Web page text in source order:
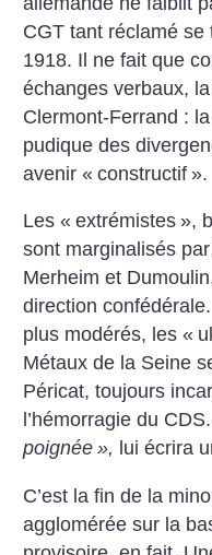
CGT tant réclamé
1918. Il ne fait que
échanges verbaux,
Clermont-Ferrand :
pudique des
avenir « constructif ».
Les « extrémistes »,
sont marginalisés
Merheim et
direction
plus modérés, les «
Métaux de la ­Seine
Péricat, toujours
l’hémorragie du
poignée », lui écrira
C’est la fin de la
agglomérée sur la